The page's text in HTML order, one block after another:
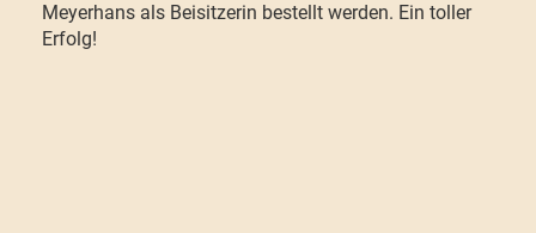
Meyerhans als Beisitzerin bestellt werden. Ein toller
Erfolg!